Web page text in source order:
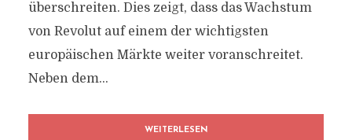
überschreiten. Dies zeigt, dass das Wachstum
von Revolut auf einem der wichtigsten
europäischen Märkte weiter voranschreitet.
Neben dem...
WEITERLESEN